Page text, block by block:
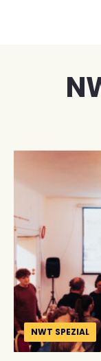
NWT SPEZIAL